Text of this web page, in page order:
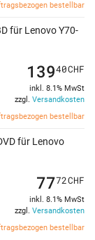
bestellbar
für Lenovo Y70-
bestellbar
13940CHF
inkl. 8.1% MwSt
zzgl. Versandkosten
für Lenovo
bestellbar
7772CHF
inkl. 8.1% MwSt
zzgl. Versandkosten